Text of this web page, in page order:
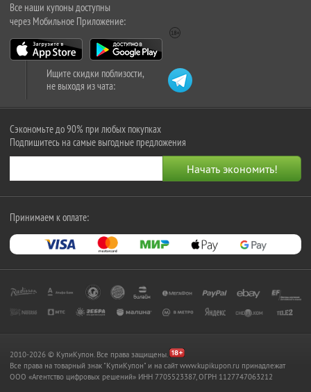
Все наши купоны доступны
через Мобильное Приложение:
Ищите скидки поблизости,
не выходя из чата:
Сэкономьте до 90% при любых покупках
Подпишитесь на самые выгодные предложения
Принимаем к оплате:
2010-2026 © КупиКупон. Все права защищены.
Все права на товарный знак "КупиКупон" и на сайт www.kupikupon.ru принадлежат
OOO «Агентство цифровых решений» ИНН 7705523387, ОГРН 1127747063212